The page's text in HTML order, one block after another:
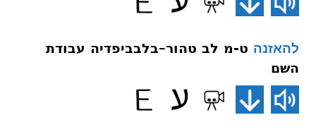
להאזנה ט-מ לב טהור–בלבביפדיה עבודת
השם